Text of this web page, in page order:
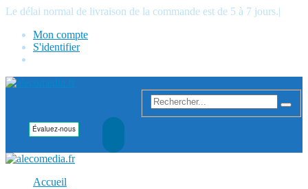
Le délai normal de livraison de la commande est de 5 à 7 jours.|
Mon compte
S'identifier
Accueil